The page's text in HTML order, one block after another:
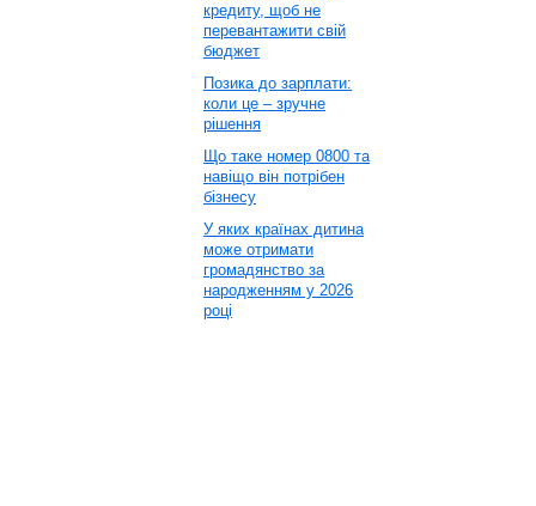
кредиту, щоб не
перевантажити свій
бюджет
Позика до зарплати:
коли це – зручне
рішення
Що таке номер 0800 та
навіщо він потрібен
бізнесу
У яких країнах дитина
може отримати
громадянство за
народженням у 2026
році